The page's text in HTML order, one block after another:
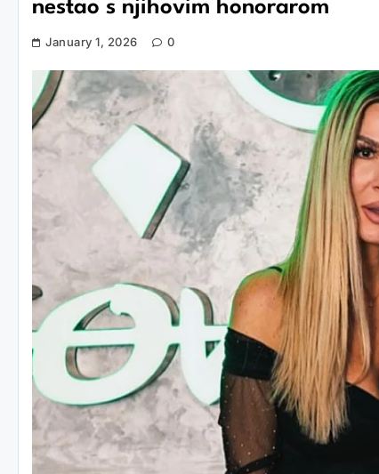
nestao s njihovim honorarom
January 1, 2026 0